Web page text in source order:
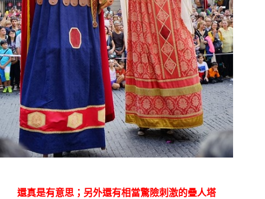
還真是有意思；另外還有相當驚險刺激的疊人塔